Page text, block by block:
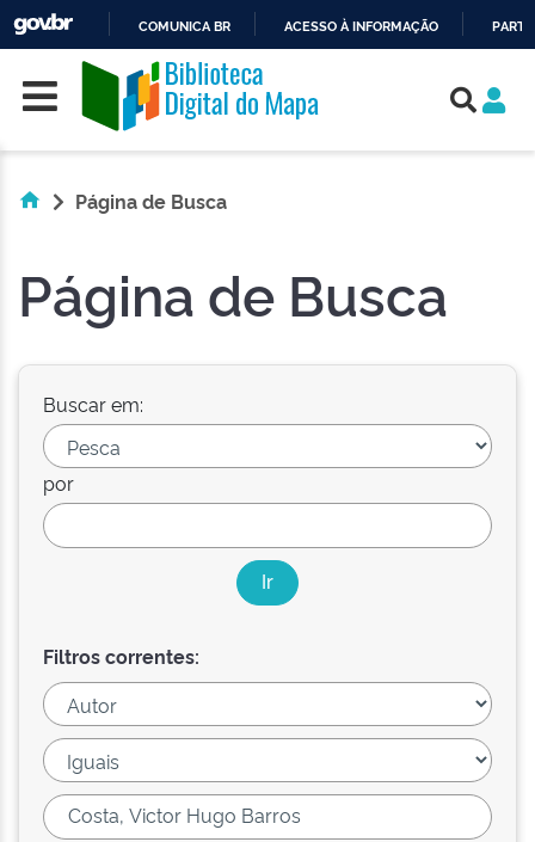
O
CONTEÚDO
COMUNICA BR ACESSO À INFORMAÇÃO
Skip navigation
Página de Busca
Página de Busca
Buscar em:
por
Filtros correntes: